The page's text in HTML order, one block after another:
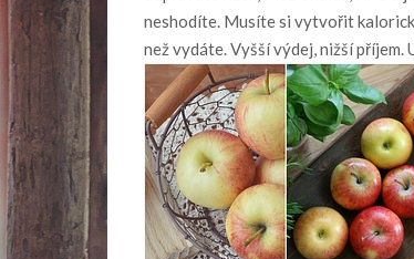
neshodíte. Musíte si vytvořit
než vydáte. Vyšší výdej, nižší